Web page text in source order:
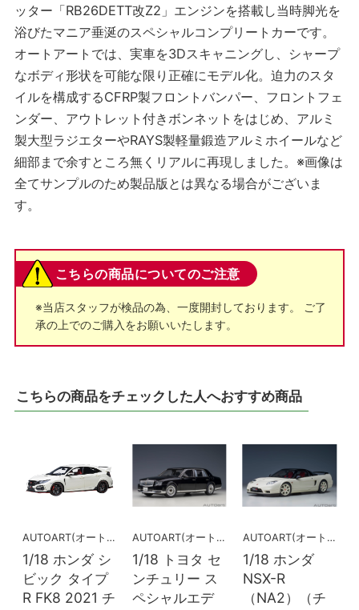
ッター「RB26DETT改Z2」エンジンを搭載し当時脚光を
浴びたマニア垂涎のスペシャルコンプリートカーです。
オートアートでは、実車を3Dスキャニングし、シャープ
なボディ形状を可能な限り正確にモデル化。迫力のスタ
イルを構成するCFRP製フロントバンパー、フロントフェ
ンダー、アウトレット付きボンネットをはじめ、アルミ
製大型ラジエターやRAYS製軽量鍛造アルミホイールなど
細部まで余すところ無くリアルに再現しました。※画像は
全てサンプルのため製品版とは異なる場合がございま
す。
こちらの商品についてのご注意
※当店スタッフが検品の為、一度開封しております。 ご了
承の上でのご購入をお願いいたします。
こちらの商品をチェックした人へおすすめ商品
AUTOART(オートアート)
1/18 ホンダ シ
ビック タイプ
R FK8 2021 チ
AUTOART(オートアート)
1/18 トヨタ セ
ンチュリー ス
ペシャルエデ
AUTOART(オートアート)
1/18 ホンダ
NSX-R
（NA2）（チ